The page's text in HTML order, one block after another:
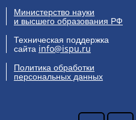
Министерство науки
и высшего образования РФ
Техническая поддержка
сайта info@ispu.ru
Политика обработки
персональных данных